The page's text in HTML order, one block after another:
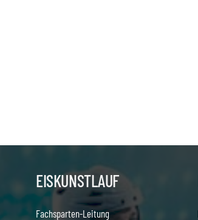
EISKUNSTLAUF
Fachsparten-Leitung